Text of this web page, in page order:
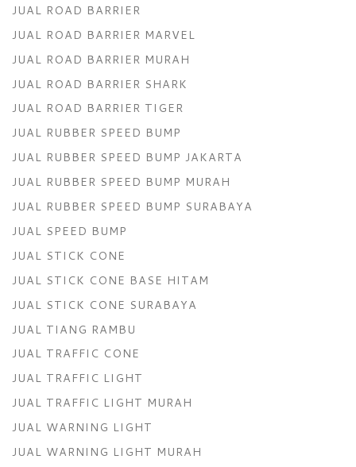
JUAL ROAD BARRIER
JUAL ROAD BARRIER MARVEL
JUAL ROAD BARRIER MURAH
JUAL ROAD BARRIER SHARK
JUAL ROAD BARRIER TIGER
JUAL RUBBER SPEED BUMP
JUAL RUBBER SPEED BUMP JAKARTA
JUAL RUBBER SPEED BUMP MURAH
JUAL RUBBER SPEED BUMP SURABAYA
JUAL SPEED BUMP
JUAL STICK CONE
JUAL STICK CONE BASE HITAM
JUAL STICK CONE SURABAYA
JUAL TIANG RAMBU
JUAL TRAFFIC CONE
JUAL TRAFFIC LIGHT
JUAL TRAFFIC LIGHT MURAH
JUAL WARNING LIGHT
JUAL WARNING LIGHT MURAH